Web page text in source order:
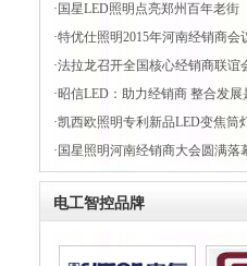
· 国星LED照明点亮郑州百年老街
·特优仕照明2015年河南经销商会
·法拉龙召开全国核心经销商联谊
·昭信LED：助力经销商 整合发展
·凯西欧照明专利新品LED变焦筒
· 国星照明河南经销商大会圆满落
电工智控品牌